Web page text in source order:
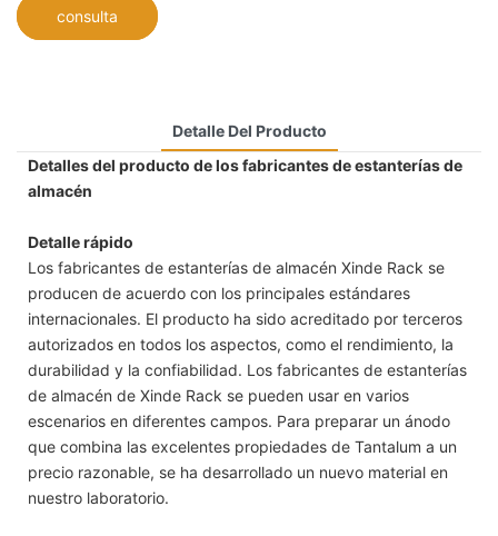
consulta
Detalle Del Producto
Detalles del producto de los fabricantes de estanterías de
almacén
Detalle rápido
Los fabricantes de estanterías de almacén Xinde Rack se
producen de acuerdo con los principales estándares
internacionales. El producto ha sido acreditado por terceros
autorizados en todos los aspectos, como el rendimiento, la
durabilidad y la confiabilidad. Los fabricantes de estanterías
de almacén de Xinde Rack se pueden usar en varios
escenarios en diferentes campos. Para preparar un ánodo
que combina las excelentes propiedades de Tantalum a un
precio razonable, se ha desarrollado un nuevo material en
nuestro laboratorio.